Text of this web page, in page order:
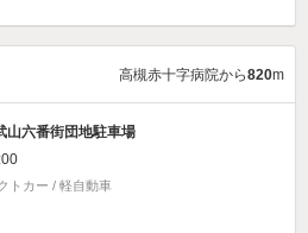
高槻赤十字病院から820m
山六番街団地駐車場
トカー / 軽自動車